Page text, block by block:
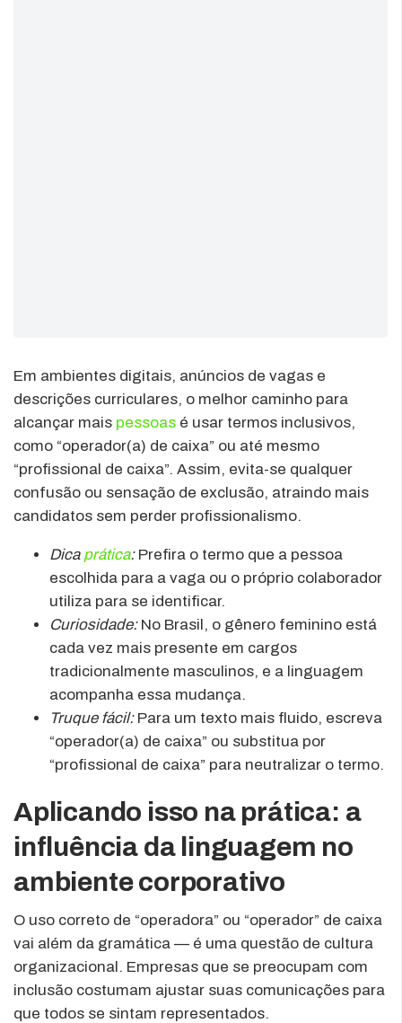
Em ambientes digitais, anúncios de vagas e
descrições curriculares, o melhor caminho para
alcançar mais pessoas é usar termos inclusivos,
como “operador(a) de caixa” ou até mesmo
“profissional de caixa”. Assim, evita-se qualquer
confusão ou sensação de exclusão, atraindo mais
candidatos sem perder profissionalismo.
Dica prática:Prefira o termo que a pessoa
escolhida para a vaga ou o próprio colaborador
utiliza para se identificar.
Curiosidade:No Brasil, o gênero feminino está
cada vez mais presente em cargos
tradicionalmente masculinos, e a linguagem
acompanha essa mudança.
Truque fácil:Para um texto mais fluido, escreva
“operador(a) de caixa” ou substitua por
“profissional de caixa” para neutralizar o termo.
Aplicando isso na prática: a
influência da linguagem no
ambiente corporativo
O uso correto de “operadora” ou “operador” de caixa
vai além da gramática — é uma questão de cultura
organizacional. Empresas que se preocupam com
inclusão costumam ajustar suas comunicações para
que todos se sintam representados.